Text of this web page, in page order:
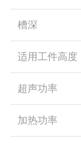
槽深
适用工件高度
超声功率
加热功率